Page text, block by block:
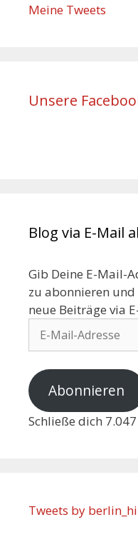
Meine Tweets
Unsere
Blog via E-Mail
Gib Deine E-Mail-
zu abonnieren
neue Beiträge via
Abonnieren
Schließe dich
Tweets by